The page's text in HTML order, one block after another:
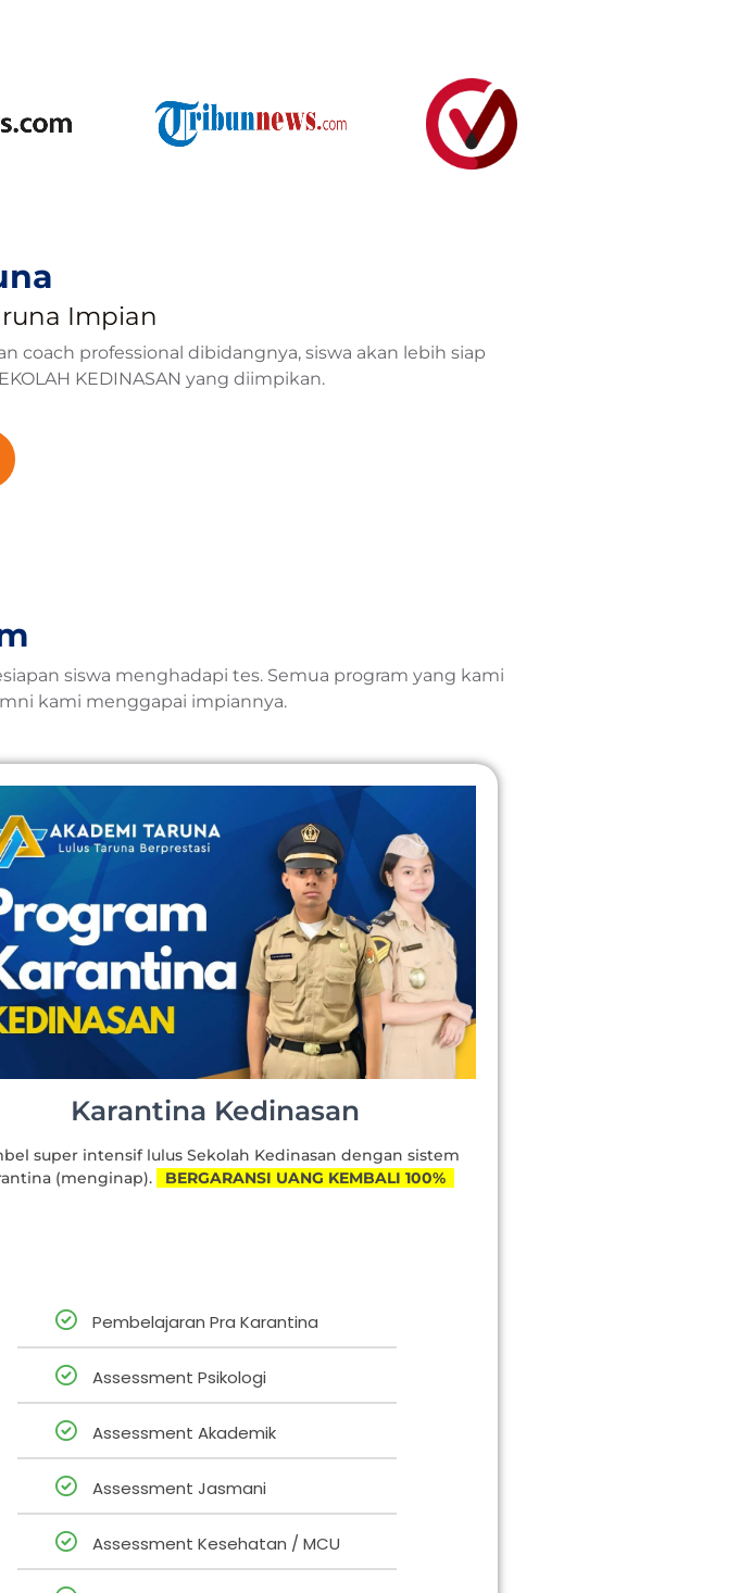
Impian
professional dibidangnya, siswa akan lebih siap
KEDINASAN yang diimpikan.
siswa menghadapi tes. Semua program yang kami
kami menggapai impiannya.
Karantina Kedinasan
super intensif lulus Sekolah Kedinasan dengan sistem
(menginap).
BERGARANSI UANG KEMBALI 100%
Pembelajaran Pra Karantina
Assessment Psikologi
Assessment Akademik
Assessment Jasmani
Assessment Kesehatan / MCU